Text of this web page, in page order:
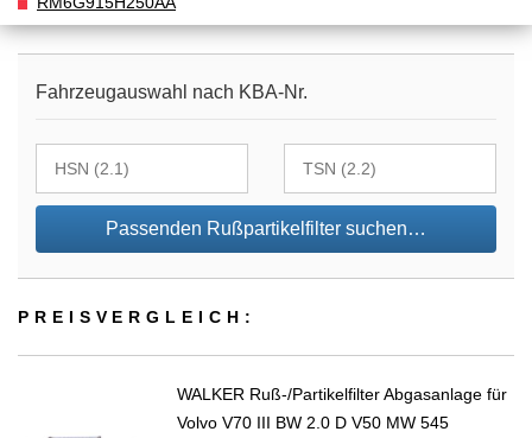
Fahrzeugauswahl nach KBA-Nr.
Passenden Rußpartikelfilter suchen…
PREIS­VER­GLEICH:
WALKER Ruß-/Partikelfilter Abgasanlage für
Volvo V70 III BW 2.0 D V50 MW 545